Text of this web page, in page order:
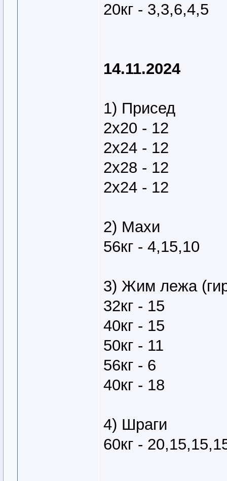
20кг - 3,3,6,4,5
14.11.2024
1) Присед
2х20 - 12
2х24 - 12
2х28 - 12
2х24 - 12
2) Махи
56кг - 4,15,10
3) Жим лежа
32кг - 15
40кг - 15
50кг - 11
56кг - 6
40кг - 18
4) Шраги
60кг -